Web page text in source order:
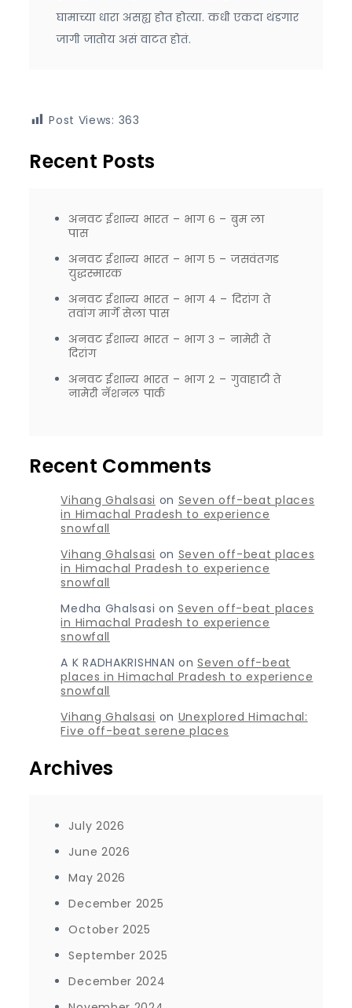
घामाच्या धारा असह्य होत होत्या. कधी एकदा थंडगार
जागी जातोय असं वाटत होतं.
Post Views: 363
Recent Posts
अनवट ईशान्य भारत – भाग ६ – बुम ला
पास
अनवट ईशान्य भारत – भाग ५ – जसवंतगड
युद्धस्मारक
अनवट ईशान्य भारत – भाग ४ – दिरांग ते
तवांग मार्गे सेला पास
अनवट ईशान्य भारत – भाग ३ – नामेरी ते
दिरांग
अनवट ईशान्य भारत – भाग २ – गुवाहाटी ते
नामेरी नॅशनल पार्क
Recent Comments
Vihang Ghalsasi on Seven off-beat places
in Himachal Pradesh to experience
snowfall
Vihang Ghalsasi on Seven off-beat places
in Himachal Pradesh to experience
snowfall
Medha Ghalsasi onSeven off-beat places
in Himachal Pradesh to experience
snowfall
A K RADHAKRISHNAN onSeven off-beat
places in Himachal Pradesh to experience
snowfall
Vihang Ghalsasi on Unexplored Himachal:
Five off-beat serene places
Archives
July 2026
June 2026
May 2026
December 2025
October 2025
September 2025
December 2024